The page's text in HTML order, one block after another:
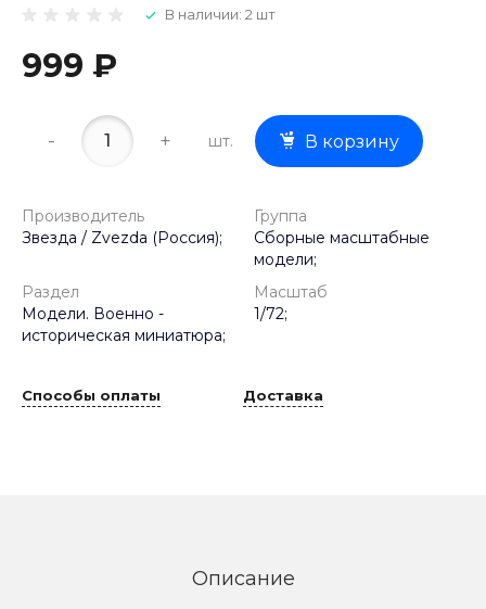
В наличии: 2 шт
999 ₽
- + шт. В корзину
Производитель
Звезда / Zvezda (Россия);
Группа
Сборные масштабные
модели;
Раздел
Модели. Военно -
историческая миниатюра;
Масштаб
1/72;
Способы оплаты Доставка
Описание